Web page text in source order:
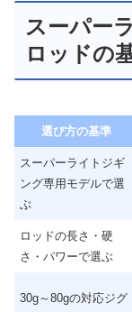
スーパー
ロッドの
選び方の基準
スーパーライトジギ
ング専用モデルで選
ぶ
ロッドの長さ・硬
さ・パワーで選ぶ
30g～80gの対応ジグ